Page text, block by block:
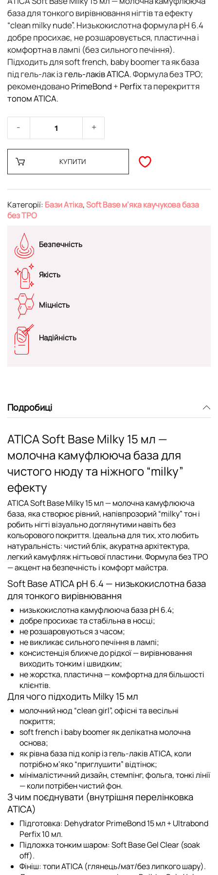
базадля тонкоговирівнювання нігтівта ефекту
“clean milky nude”. Низькокислотна формулаpH 6.4
добре просихає, не розшаровується, пластична і
комфортна в лампі (без сильного печіння).
Підходить дляsoft french, baby boomerта якбаза
під гель-лакіз гель-лаків ATICA. Формулабез TPO;
рекомендованоPrimeBond + Perfixта перекриття
топом ATICA.
КУПИТИ
Категорії: Бази Атіка,Soft Base м’яка каучукова база
без TPO
Безпечність
Якість
Міцність
Надійність
Подробиці
ATICA Soft Base Milky 15 мл —
молочна камуфлююча база для
чистого нюду та ніжного “milky”
ефекту
ATICA Soft Base Milky 15 мл— молочна камуфлююча
база, яка створює рівний, напівпрозорий “milky” тон і
робить нігті візуально доглянутими навіть без
кольорового покриття. Ідеальна для тих, хто любить
натуральність: чистий блік, акуратна архітектура,
легкий камуфляж нігтьової пластини. Формулабез TPO
— акцент на безпечність і комфорт майстра.
Soft Base ATICA pH 6.4 — низькокислотна база
для тонкого вирівнювання
низькокислотна камуфлююча база pH 6.4;
добре просихає та стабільна в носці;
не розшаровуються з часом;
не викликає сильного печіння в лампі;
консистенція ближче до рідкої — вирівнювання
виходить тонким і швидким;
не жорстка, пластична — комфортна для більшості
клієнтів.
Для чого підходить Milky 15 мл
молочний нюд “clean girl”, офісні та весільні
покриття;
soft french і baby boomer як делікатна молочна
основа;
як рівна база під колір ізгель-лаків ATICA, коли
потрібно м’яко “приглушити” відтінок;
мінімалістичний дизайн, стемпінг, фольга, тонкі лінії
— коли потрібен чистий фон.
З чим поєднувати (внутрішня перелінковка
ATICA)
Підготовка: Dehydrator PrimeBond 15 мл+Ultrabond
Perfix 10 мл.
Підложка тонким шаром:Soft Base Gel Clear (soak
off).
Фініш:топи ATICA (глянець/мат/без липкого шару).